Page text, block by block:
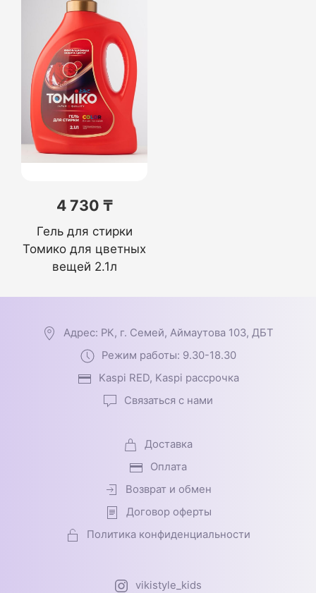
4 730 ₸
Гель для стирки
Томико для цветных
вещей 2.1л
Адрес: РК, г. Семей, Аймаутова 103, ДБТ
Режим работы: 9.30-18.30
Kaspi RED, Kaspi рассрочка
Связаться с нами
Доставка
Оплата
Возврат и обмен
Договор оферты
Политика конфиденциальности
vikistyle_kids